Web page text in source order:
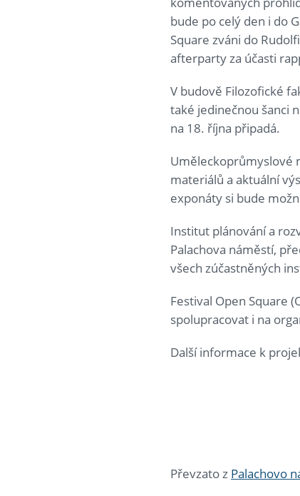
bude po celý den i do
Square zváni do
afterparty za účasti
V budově Filozofické
také jedinečnou šanci
na 18. října připadá.
Uměleckoprůmyslové
materiálů a aktuální
exponáty si bude
Institut plánování a
Palachova náměstí,
všech zúčastněných
Festival Open Square
spolupracovat i na
Další informace k
Převzato z Palachovo